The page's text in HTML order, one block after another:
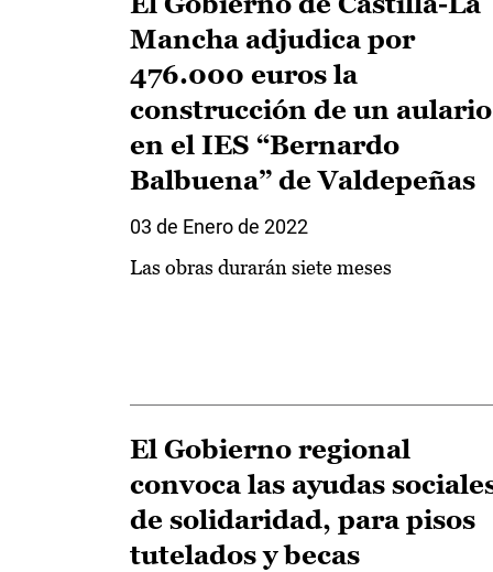
Mancha adjudica por
476.000 euros la
construcción de un aulario
en el IES “Bernardo
Balbuena” de Valdepeñas
03 de Enero de 2022
Las obras durarán siete meses
El Gobierno regional
convoca las ayudas
de solidaridad, para pisos
tutelados y becas